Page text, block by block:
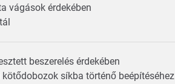
vágások érdekében
beszerelés érdekében
síkba történő beépítéséhez